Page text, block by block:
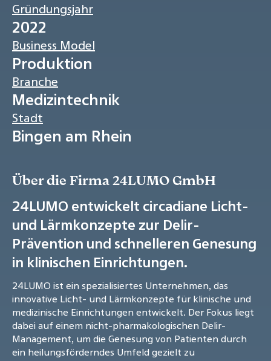
Gründungsjahr
2022
Business Model
Produktion
Branche
Medizintechnik
Stadt
Bingen am Rhein
Über die Firma 24LUMO GmbH
24LUMO entwickelt circadiane Licht-
und Lärmkonzepte zur Delir-
Prävention und schnelleren Genesung
in klinischen Einrichtungen.
24LUMO ist ein spezialisiertes Unternehmen, das
innovative Licht- und Lärmkonzepte für klinische und
medizinische Einrichtungen entwickelt. Der Fokus liegt
dabei auf einem nicht-pharmakologischen Delir-
Management, um die Genesung von Patienten durch
ein heilungsförderndes Umfeld gezielt zu